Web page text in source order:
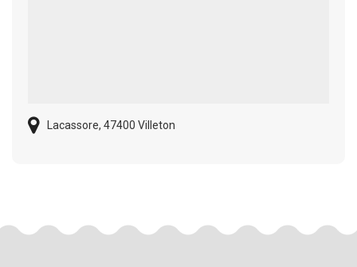
Lacassore, 47400 Villeton